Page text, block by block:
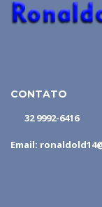
CONTATO
32 9992-6416
Email: